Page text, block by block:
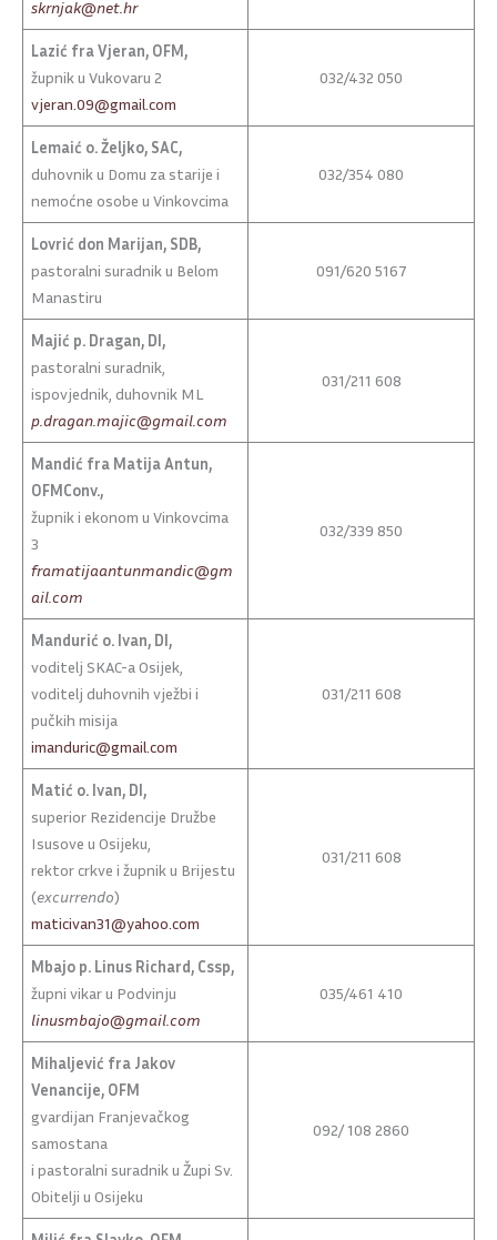
skrnjak@net.hr
Lazić fra Vjeran, OFM,
župnik u Vukovaru 2
vjeran.09@gmail.com
032/432 050
Lemaić o. Željko, SAC,
duhovnik u Domu za starije i
nemoćne osobe u Vinkovcima
032/354 080
Lovrić don Marijan, SDB,
pastoralni suradnik u Belom
Manastiru
091/620 5167
Majić p. Dragan, DI,
pastoralni suradnik,
ispovjednik, duhovnik ML
p.dragan.majic@gmail.com
031/211 608
Mandić fra Matija Antun,
OFMConv.,
župnik i ekonom u Vinkovcima
3
framatijaantunmandic@gm
ail.com
032/339 850
Mandurić o. Ivan, DI,
voditelj SKAC-a Osijek,
voditelj duhovnih vježbi i
pučkih misija
imanduric@gmail.com
031/211 608
Matić o. Ivan, DI,
superior Rezidencije Družbe
Isusove u Osijeku,
rektor crkve i župnik u Brijestu
(excurrendo)
maticivan31@yahoo.com
031/211 608
Mbajo p. Linus Richard, Cssp,
župni vikar u Podvinju
linusmbajo@gmail.com
035/461 410
Mihaljević fra Jakov
Venancije, OFM
gvardijan Franjevačkog
samostana
i pastoralni suradnik u Župi Sv.
Obitelji u Osijeku
092/ 108 2860